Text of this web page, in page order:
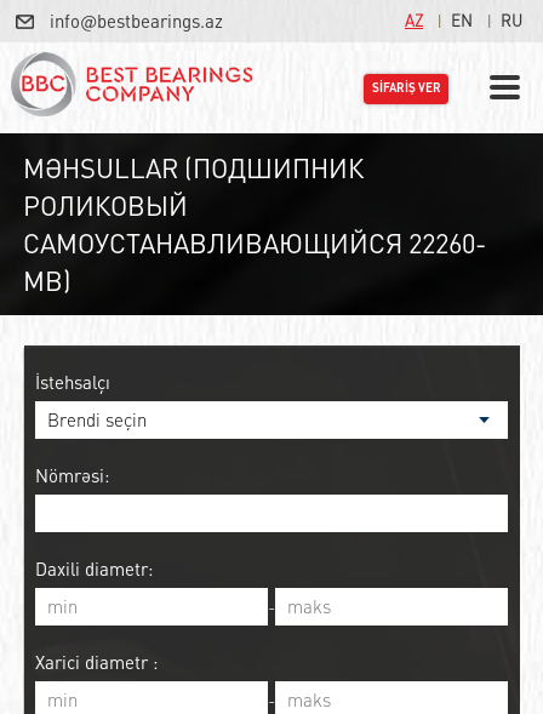
info@bestbearings.az AZ EN RU
SİFARİŞ VER
MƏHSULLAR (ПОДШИПНИК
РОЛИКОВЫЙ
САМОУСТАНАВЛИВАЮЩИЙСЯ 22260-
MB)
İstehsalçı
Nömrəsi:
Daxili diametr:
-
Xarici diametr :
-